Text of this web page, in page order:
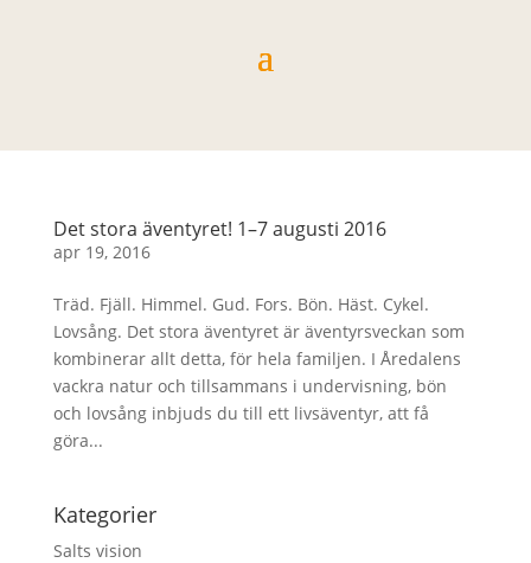
Det stora äventyret! 1–7 augusti 2016
apr 19, 2016
Träd. Fjäll. Himmel. Gud. Fors. Bön. Häst. Cykel.
Lovsång. Det stora äventyret är äventyrsveckan som
kombinerar allt detta, för hela familjen. I Åredalens
vackra natur och tillsammans i undervisning, bön
och lovsång inbjuds du till ett livsäventyr, att få
göra...
Kategorier
Salts vision